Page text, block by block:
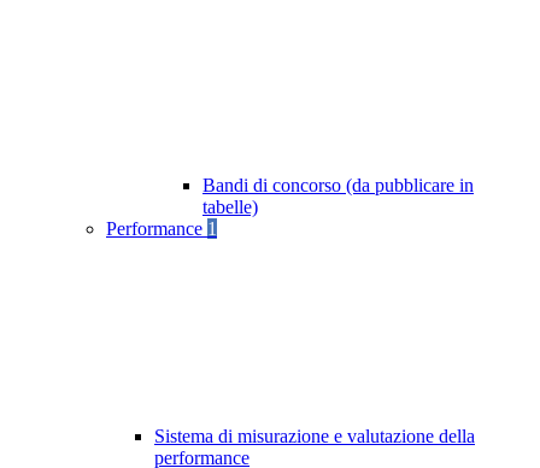
Bandi di concorso (da pubblicare in
tabelle)
Performance 1
Sistema di misurazione e valutazione della
performance